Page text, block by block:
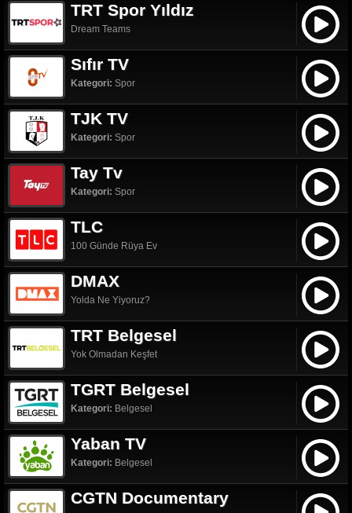
TRT Spor Yıldız
Dream Teams
Sıfır TV
Kategori: Spor
TJK TV
Kategori: Spor
Tay Tv
Kategori: Spor
TLC
100 Günde Rüya Ev
DMAX
Yolda Ne Yiyoruz?
TRT Belgesel
Yok Olmadan Keşfet
TGRT Belgesel
Kategori: Belgesel
Yaban TV
Kategori: Belgesel
CGTN Documentary